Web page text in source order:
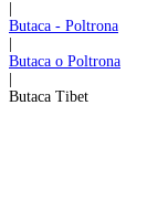
Butaca - Poltrona
Butaca o Poltrona
Butaca Tibet